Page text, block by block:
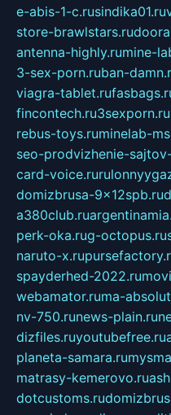
e-abis-1-c.rusindika01.ru
store-brawlstars.ru
antenna-highly.rumine-
3-sex-porn.ruban-
viagra-tablet.ru
fincontech.ru3sexporn.ru
rebus-toys.ruminelab-
seo-prodvizhenie-
card-voice.ru
domizbrusa-9x12spb.ru
a380club.ru
perk-oka.rug-octopus.ru
naruto-x.ru
spayderhed-2022.ru
webamator.ruma-
nv-750.runews-plain.ru
dizfiles.ruyoutubefree.ru
planeta-samara.ru
matrasy-kemerovo.ru
dotcustoms.ru